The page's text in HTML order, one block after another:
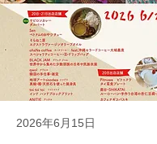
2026年6月15日